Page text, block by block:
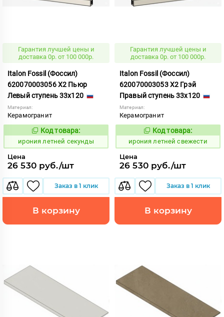
Гарантия лучшей цены и
доставка 0р. от 100 000р.
Italon Fossil (Фоссил)
620070003056 X2 Пьюр
Левый ступень 33x120
Материал:
Керамогранит
1099712
Код товара:
ирония летней секунды
Цена
26 530 руб./шт
Заказ в 1 клик
В корзину
Гарантия лучшей цены и
доставка 0р. от 100 000р.
Italon Fossil (Фоссил)
620070003053 X2 Грэй
Правый ступень 33x120
Материал:
Керамогранит
1099708
Код товара:
ирония летней свежести
Цена
26 530 руб./шт
Заказ в 1 клик
В корзину